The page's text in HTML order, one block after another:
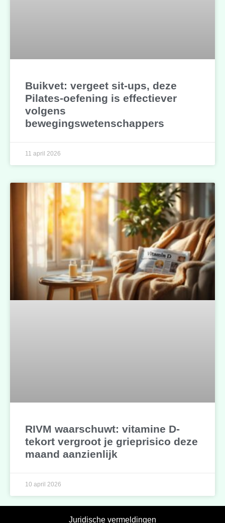
Buikvet: vergeet sit-ups, deze
Pilates-oefening is effectiever
volgens
bewegingswetenschappers
11 april 2026
RIVM waarschuwt: vitamine D-
tekort vergroot je grieprisico deze
maand aanzienlijk
10 april 2026
Juridische vermeldingen